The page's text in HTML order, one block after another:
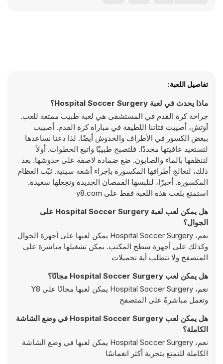
تفاصيل اللعبة:
ماذا يحدث في لعبة Hospital Soccer Surgery؟
جراحة كرة القدم في المستشفى هي لعبة طبيب ممتعة للعب.
آوتش، أصيبت فتاتنا اللطيفة في مباراة كرة القدم. أصيبت
ببعض الكسور في الأطراف والخدوش أيضًا. لذا دعنا نساعدها
لتستعيد عافيتها مجددًا. فلتصبح طبيبًا واتبع الخطوات. أولاً
لننظفها بالماء والصابون. ضع ضمادة لاصقة على خدوشها. بعد
ذلك، لنعالج أطرافها المكسورة بإجراء أشعة سينية. ثبّت العظام
المكسورة. أخيرًا، لنلبسها القمصان الجديدة ونجعلها سعيدة.
استمتع بلعب هذه اللعبة فقط على y8.com
هل يمكن لعب لعبة Hospital Soccer Surgery على
الجوال؟
نعم، Hospital Soccer Surgery يمكن لعبها على أجهزة الجوال
وكذلك على أجهزة سطح المكتب. يمكن تشغيلها مباشرة على
المتصفح ولا تتطلب أية تحميلات
هل يمكن لعب Hospital Soccer Surgery مجانًا؟
نعم، Hospital Soccer Surgery يمكن لعبها مجانًا على Y8
وتعمل مباشرةً على المتصفح
هل يمكن لعب Hospital Soccer Surgery في وضع الشاشة
الكاملة؟
نعم، Hospital Soccer Surgery يمكن لعبها في وضع الشاشة
الكاملة للتمتع بتجربة أكثر انغماسًا